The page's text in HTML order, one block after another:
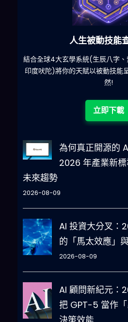
六合彩發達
減少超過500萬個低概率中獎
立即下載
為何真正開源的
2026 年產業新
未來趨勢
2026-08-09
AI 投資大分叉：
的「馬太效應」
2026-08-09
AI 顧問新紀元：
把 GPT-5 當作